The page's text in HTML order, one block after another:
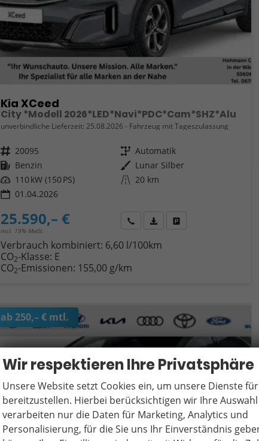
Kia XCeed
City *Modell 2026*LED*Navi*PDC*Cam*SHZ*Alu
unverbindliche Lieferzeit:25.08.2026 Fahrzeug mit Tageszulassung
Fahrzeugnr. 20095 Getriebe Automatik
Kraftstoff Benzin Außenfarbe Lunar Silber
Leistung 110 kW (150 PS) Kilometerstand 20 km
01.04.2026
25.590,– €
incl. 19% MwSt.
Wir rufen Sie anFahrzeugexposé (PDF)
Verbrauch kombiniert: 6,60 l/100km
CO2-Klasse: E
CO2-Emissionen: 155,00 g/km
ab 250,– € mtl.
Wir respektieren Ihre Privatsphäre
Unsere Website setzt Cookies ein, um unsere Dienste
bereitzustellen. Hierbei berücksichtigen wir Ihre
verarbeiten nur die Daten für Marketing, Analytics und
Personalisierung, für die Sie uns Ihr Einverständnis